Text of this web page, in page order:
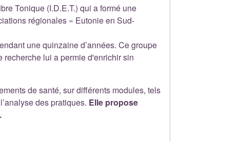
Tonique (I.D.E.T.) qui a formé une
régionales « Eutonie en Sud-
une quinzaine d’années. Ce groupe
lui a permie d'enrichir sin
de santé, sur différents modules, tels
des pratiques. Elle propose